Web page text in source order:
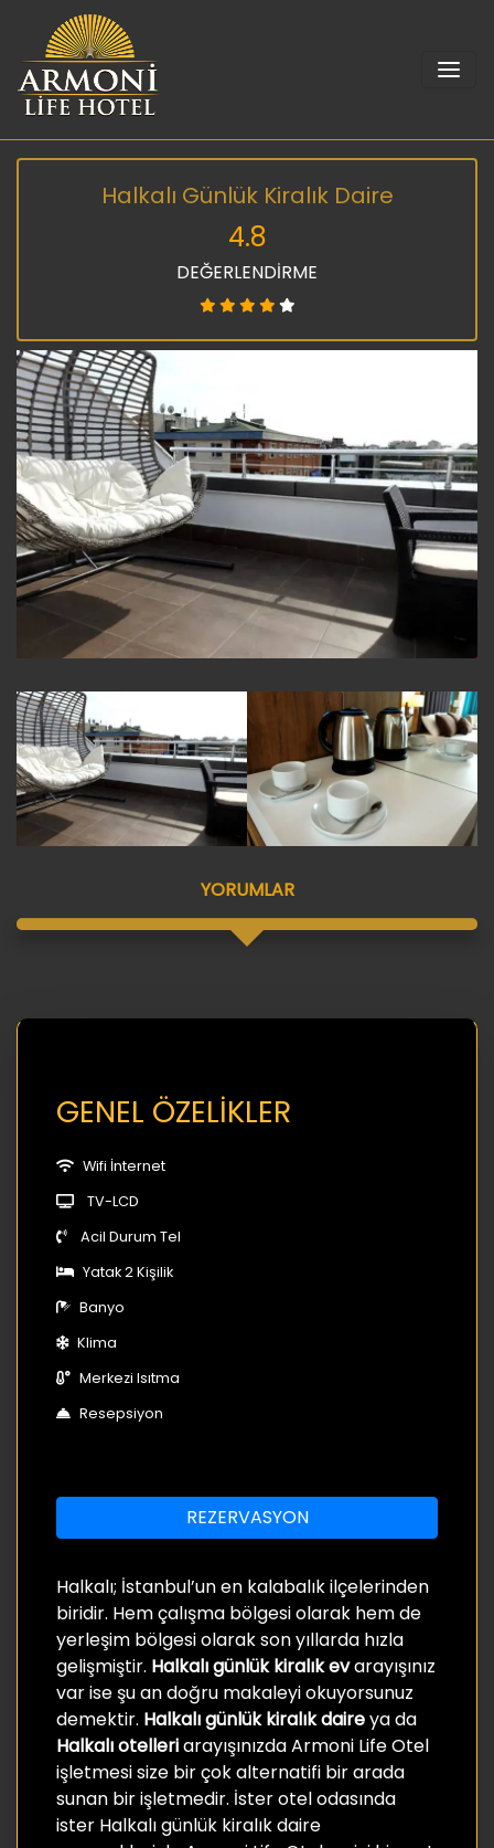
Halkalı Günlük Kiralık Daire
4.8
DEĞERLENDİRME
YORUMLAR
GENEL ÖZELİKLER
Wifi İnternet
TV-LCD
Acil Durum Tel
Yatak 2 Kişilik
Banyo
Klima
Merkezi Isıtma
Resepsiyon
REZERVASYON
Halkalı; İstanbul’un en kalabalık ilçelerinden
biridir. Hem çalışma bölgesi olarak hem de
yerleşim bölgesi olarak son yıllarda hızla
gelişmiştir. Halkalı günlük kiralık evarayışınız
var ise şu an doğru makaleyi okuyorsunuz
demektir. Halkalı günlük kiralık daireya da
Halkalı otelleriarayışınızda Armoni Life Otel
işletmesi size bir çok alternatifi bir arada
sunan bir işletmedir. İster otel odasında
ister Halkalı günlük kiralık daire